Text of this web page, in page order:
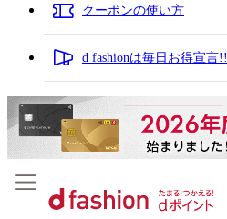
クーポンの使い方
d fashionは毎日お得宣言!!